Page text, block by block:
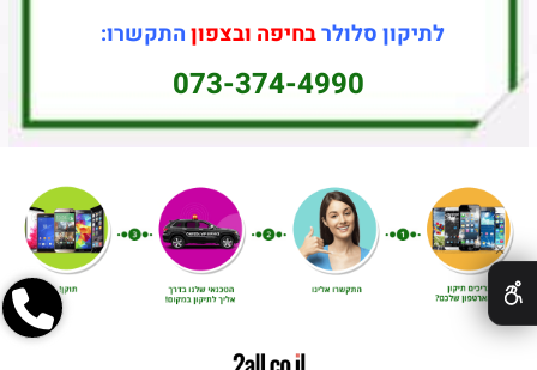
לתיקון סלולרבחיפה ובצפוןהתקשרו:
073-374-4990
✕